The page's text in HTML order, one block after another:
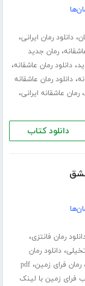
،دانلود رمان ایرانی،
،رمان جدید
،دانلود رمان عاشقانه،
،دانلود رمان عاشقانه
،رمان عاشقانه ایرانی،
دانلود کتاب
رمان فانتزی،
،دانلود رمان
،رمان فرای زمین،pdf
فرای زمین با لینک